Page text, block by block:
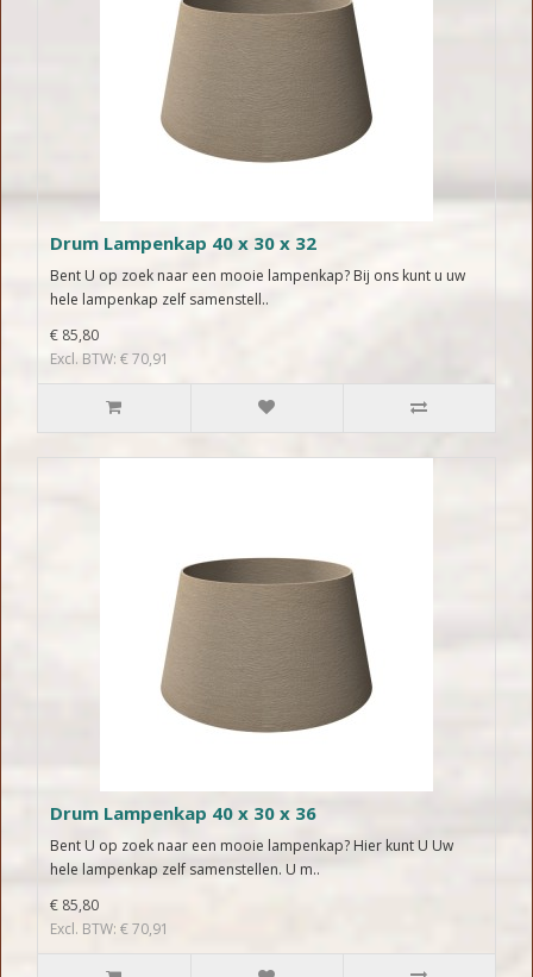
Drum Lampenkap 40 x 30 x 32
Bent U op zoek naar een mooie lampenkap? Bij ons kunt u uw
hele lampenkap zelf samenstell..
€ 85,80
Excl. BTW: € 70,91
Drum Lampenkap 40 x 30 x 36
Bent U op zoek naar een mooie lampenkap? Hier kunt U Uw
hele lampenkap zelf samenstellen. U m..
€ 85,80
Excl. BTW: € 70,91